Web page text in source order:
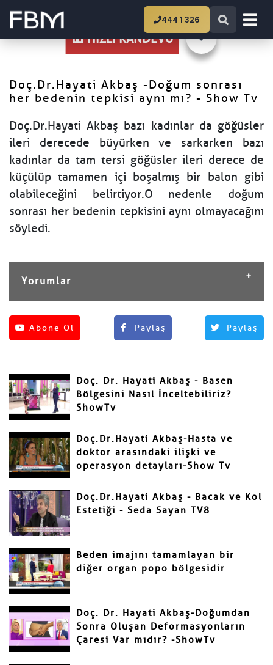
444 1 326
Doç.Dr.Hayati Akbaş -Doğum
sonrası her bedenin tepkisi aynı mı? - Show Tv
HIZLI RANDEVU
Doç.Dr.Hayati Akbaş -Doğum sonrası
her bedenin tepkisi aynı mı? - Show Tv
Doç.Dr.Hayati Akbaş bazı kadınlar da göğüsler
ileri derecede büyürken ve sarkarken bazı
kadınlar da tam tersi göğüsler ileri derece de
küçülüp tamamen içi boşalmış bir balon gibi
olabileceğini belirtiyor.O nedenle doğum
sonrası her bedenin tepkisini aynı olmayacağını
söyledi.
Abone Ol Paylaş Paylaş
Yorumlar
Henüz yorum yapılmamış.
Adınız ve Soyadınız
Mail
Yorumunuz
Gönder
Doç. Dr. Hayati Akbaş - Basen
Bölgesini Nasıl İnceltebiliriz?
ShowTv
Doç.Dr.Hayati Akbaş-Hasta ve
doktor arasındaki ilişki ve
operasyon detayları-Show Tv
Doç.Dr.Hayati Akbaş - Bacak ve Kol
Estetiği - Seda Sayan TV8
Beden imajını tamamlayan bir
diğer organ popo bölgesidir
Doç. Dr. Hayati Akbaş-Doğumdan
Sonra Oluşan Deformasyonların
Çaresi Var mıdır? -ShowTv